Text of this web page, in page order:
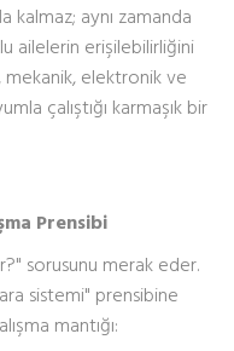
kalmaz; aynı zamanda
ailelerin erişilebilirliğini
mekanik, elektronik ve
çalıştığı karmaşık bir
Prensibi
sorusunu merak eder.
sistemi" prensibine
mantığı: